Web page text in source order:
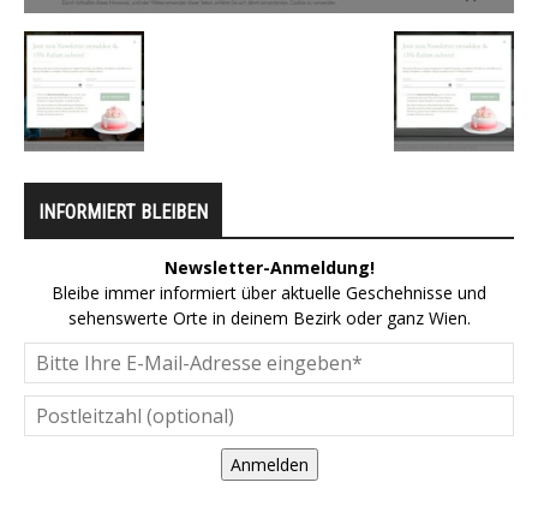
INFORMIERT BLEIBEN
Newsletter-Anmeldung!
Bleibe immer informiert über aktuelle Geschehnisse und
sehenswerte Orte in deinem Bezirk oder ganz Wien.
Anmelden